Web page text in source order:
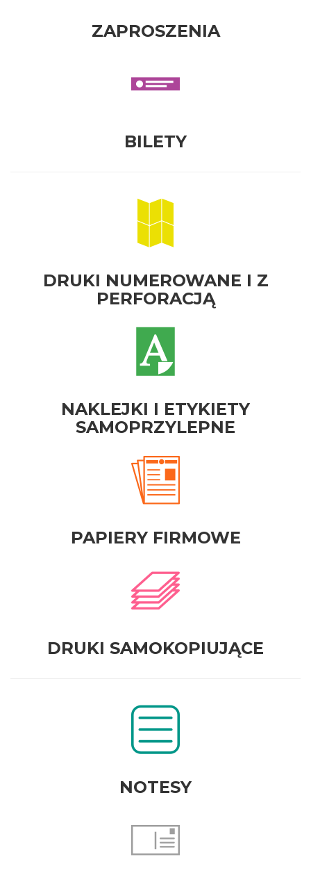
ZAPROSZENIA
BILETY
DRUKI NUMEROWANE I Z
PERFORACJĄ
NAKLEJKI I ETYKIETY
SAMOPRZYLEPNE
PAPIERY FIRMOWE
DRUKI SAMOKOPIUJĄCE
NOTESY